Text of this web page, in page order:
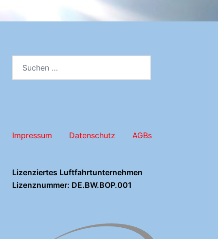
Impressum Datenschutz AGBs
Lizenziertes Luftfahrtunternehmen
Lizenznummer: DE.BW.BOP.001